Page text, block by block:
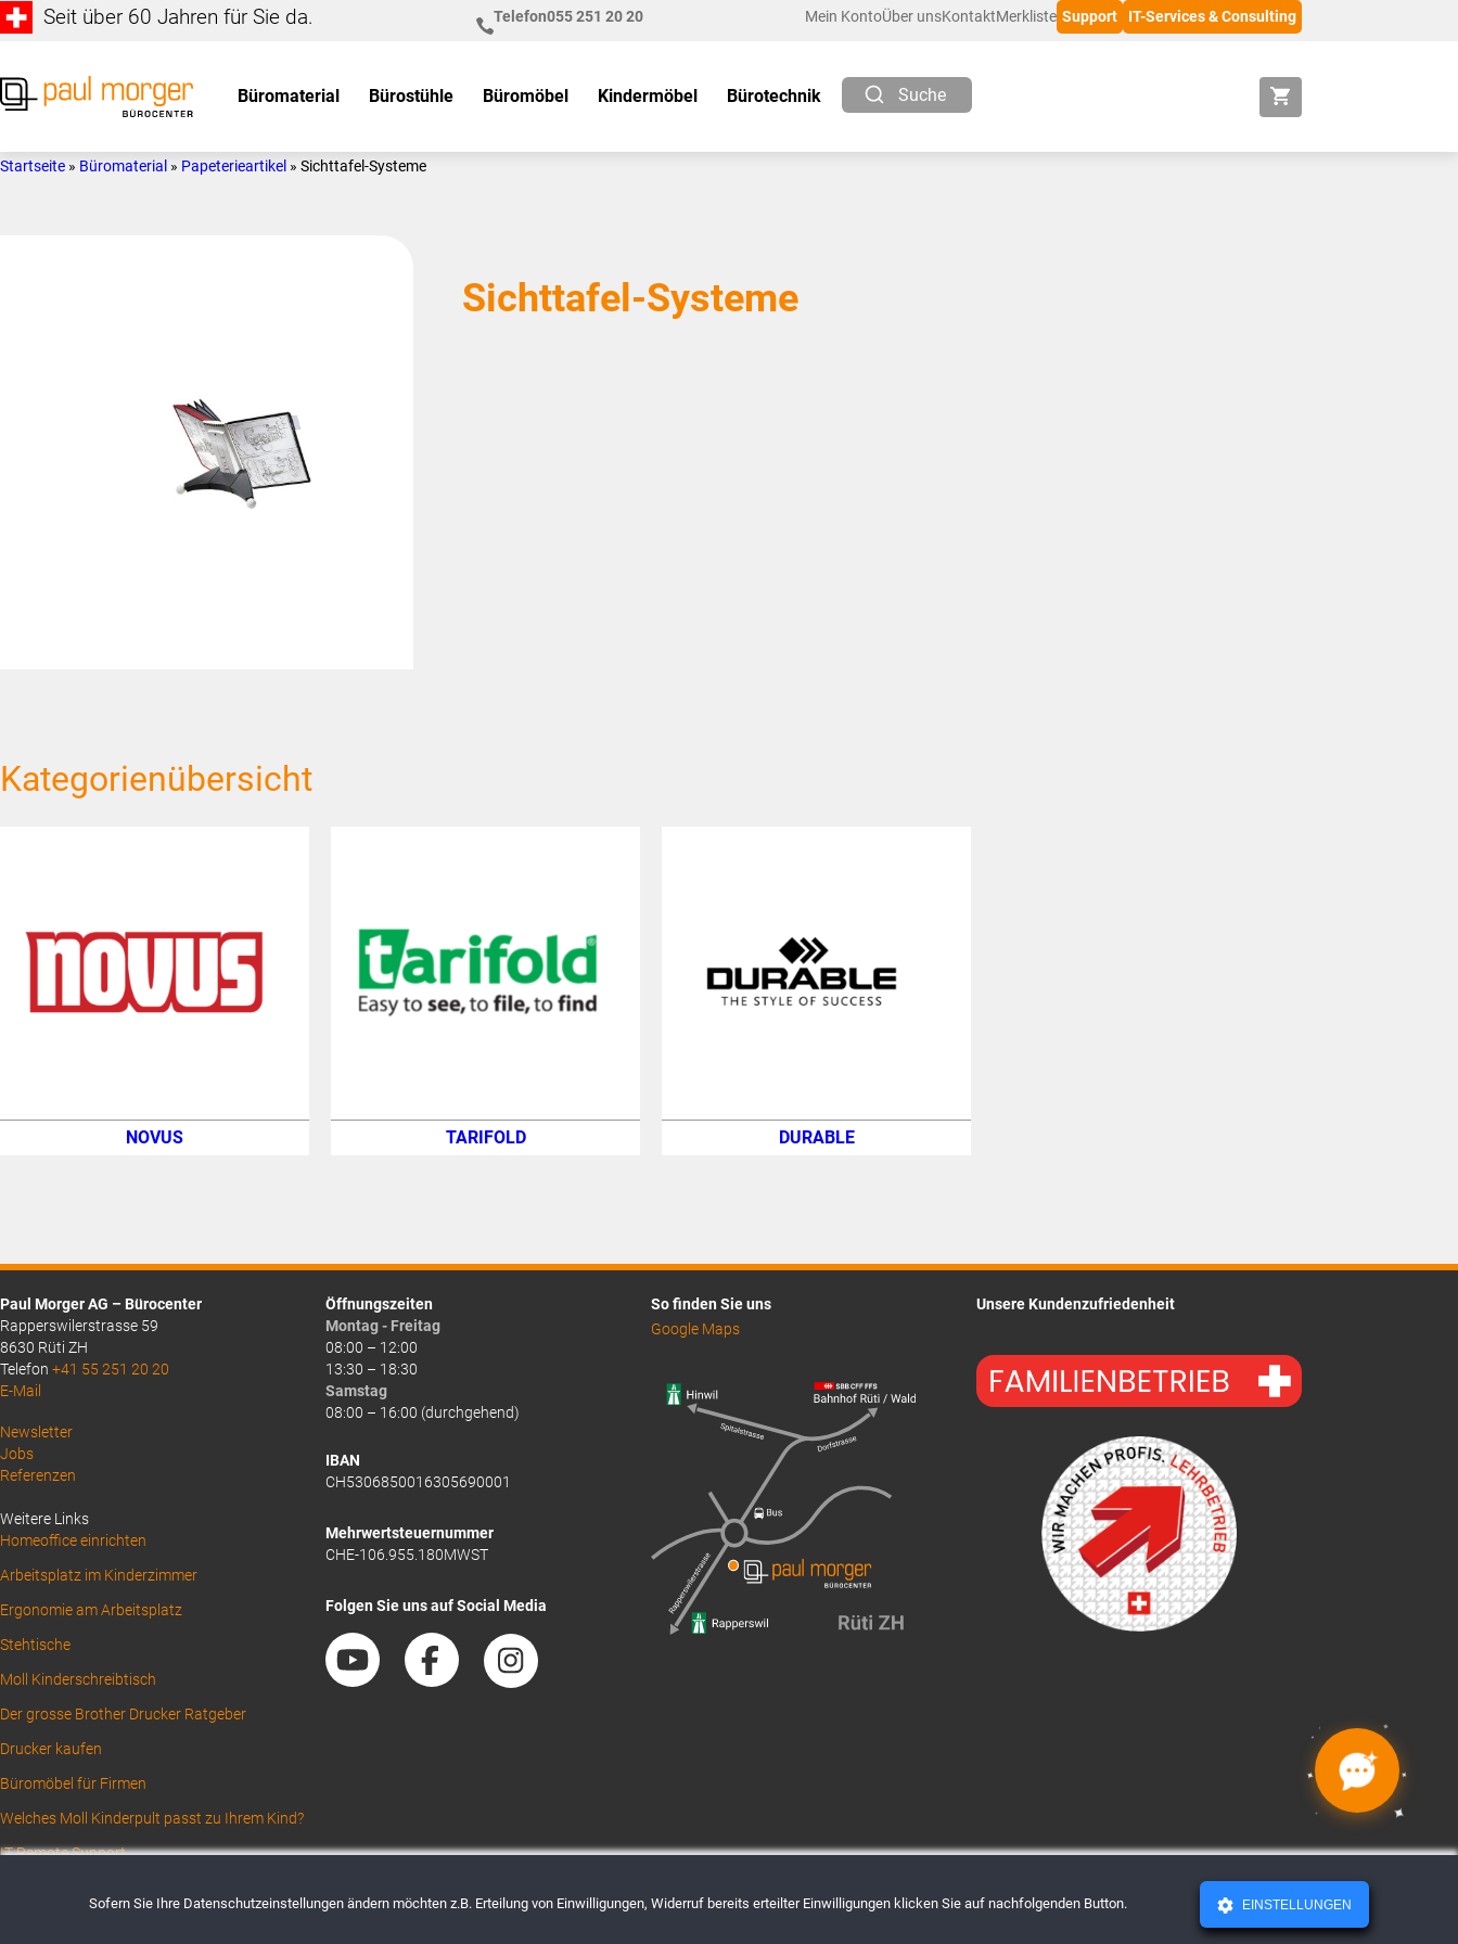
Zur
springen
Skip
main
Seit über 60 Jahren für Sie da. Telefon055 251 20 20 Mein KontoÜber unsKontaktMerkliste Support IT-Services & Consulting
Morger
individuell
Büromaterial Bürostühle Büromöbel Kindermöbel Bürotechnik Suche
Startseite » Büromaterial » Papeterieartikel » Sichttafel-Systeme
Sichttafel-Systeme
Kategorienübersicht
NOVUS TARIFOLD DURABLE
Paul Morger AG – Bürocenter
Rapperswilerstrasse 59
8630 Rüti ZH
Telefon +41 55 251 20 20
E-Mail
Above
Footer
Newsletter
Jobs
Referenzen
Weitere Links
Homeoffice einrichten
Arbeitsplatz im Kinderzimmer
Ergonomie am Arbeitsplatz
Stehtische
Moll Kinderschreibtisch
Der grosse Brother Drucker Ratgeber
Drucker kaufen
Büromöbel für Firmen
Welches Moll Kinderpult passt zu Ihrem Kind?
IT Remote Support
Öffnungszeiten
Montag - Freitag
08:00 – 12:00
13:30 – 18:30
Samstag
08:00 – 16:00 (durchgehend)
IBAN
CH5306850016305690001
Mehrwertsteuernummer
CHE-106.955.180MWST
Folgen Sie uns auf Social Media
So finden Sie uns
Google Maps
Unsere Kundenzufriedenheit
✦
✦
✦
✦
✦
✦
Sofern Sie Ihre Datenschutzeinstellungen ändern möchten z.B. Erteilung von Einwilligungen, Widerruf bereits erteilter Einwilligungen klicken Sie auf nachfolgenden Button. EINSTELLUNGEN